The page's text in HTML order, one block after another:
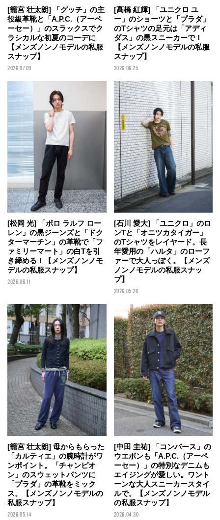
[籠宮 壮太朗] 「グッチ」の主
役級革靴と「A.P.C.（アーペ
ーセー）」のスラックスでク
ラシカルな初夏のコーデに
【メンズノンノモデルの私服
スナップ】
2026.07.09
[髙橋 紅輝] 「ユニクロ ユ
ー」のショーツと「プラダ」
のTシャツの足元は「アディ
ダス」の黒スニーカーで！
【メンズノンノモデルの私服
スナップ】
2026.06.25
[松岡 光] 「ポロ ラルフ ロー
レン」の黒ジーンズと「ドク
ターマーチン」の革靴で「フ
ァミリーマート」の白Tを引
き締める！【メンズノンノモ
デルの私服スナップ】
2026.06.11
[石川 愛大] 「ユニクロ」のロ
ンTと「オニツカタイガー」
のTシャツをレイヤード。長
年愛用の「ハルタ」のローフ
ァーで大人っぽく。【メンズ
ノンノモデルの私服スナッ
プ】
2026.05.28
[籠宮 壮太朗] 母からもらった
「カルティエ」の腕時計がワ
ンポイント。「チャンピオ
ン」のスウェットパンツに
「プラダ」の革靴をミック
ス。【メンズノンノモデルの
私服スナップ】
2026.05.14
[中田 圭祐] 「コンバース」の
ウエポンも「A.P.C.（アーペ
ーセー）」の特別なデニムも
エイジングが愛しい。ワント
ーンな大人スニーカースタイ
ルで。【メンズノンノモデル
の私服スナップ】
2026.04.30